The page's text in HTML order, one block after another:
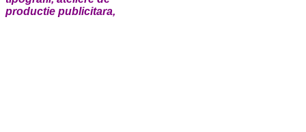
productie publicitara,